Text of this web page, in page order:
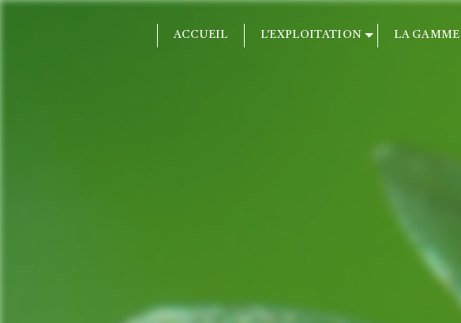
ACCUEIL L'EXPLOITATION LA GAMME